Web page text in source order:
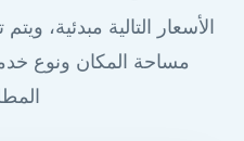
الأسعار التالية مبدئية،
مساحة المكان ونوع